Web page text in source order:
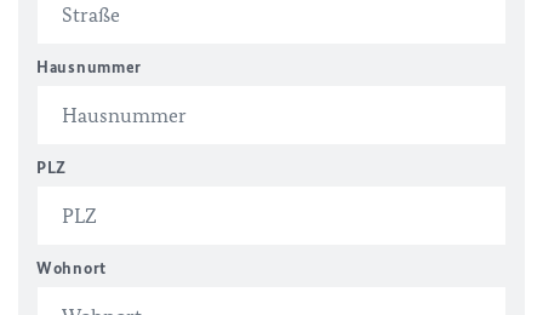
Hausnummer
PLZ
Wohnort